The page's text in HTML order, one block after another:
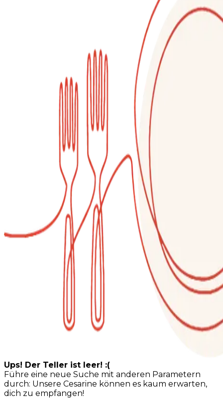
Ups! Der Teller ist leer! :(
Führe eine neue Suche mit anderen Parametern
durch: Unsere Cesarine können es kaum erwarten,
dich zu empfangen!